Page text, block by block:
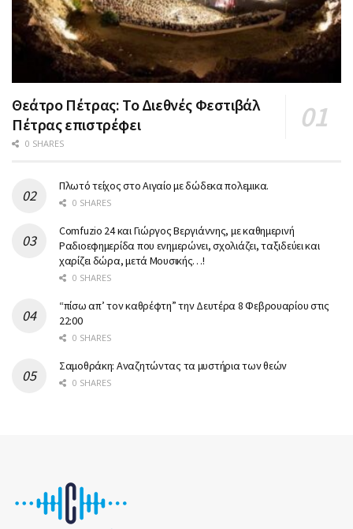
Θεάτρο Πέτρας: Το Διεθνές Φεστιβάλ
Πέτρας επιστρέφει
0 SHARES
Πλωτό τείχος στο Αιγαίο με δώδεκα πολεμικα.
0 SHARES
Comfuzio 24 και Γιώργος Βεργιάννης, με καθημερινή
Ραδιοεφημερίδα που ενημερώνει, σχολιάζει, ταξιδεύει και
χαρίζει δώρα, μετά Μουσικής…!
0 SHARES
“πίσω απ’ τον καθρέφτη” την Δευτέρα 8 Φεβρουαρίου στις
22:00
0 SHARES
Σαμοθράκη: Αναζητώντας τα μυστήρια των θεών
0 SHARES